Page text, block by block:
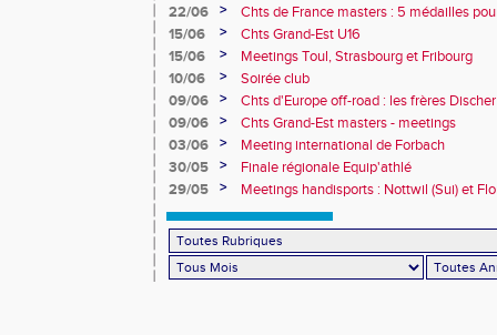
22/06
>
Chts de France masters : 5 médailles
15/06
>
Chts Grand-Est U16
15/06
>
Meetings Toul, Strasbourg et Fribourg
10/06
>
Soirée club
09/06
>
Chts d'Europe off-road : les frères
09/06
>
Chts Grand-Est masters - meetings
03/06
>
Meeting international de Forbach
30/05
>
Finale régionale Equip'athlé
29/05
> Meetings handisports : Nottwil (Sui) et